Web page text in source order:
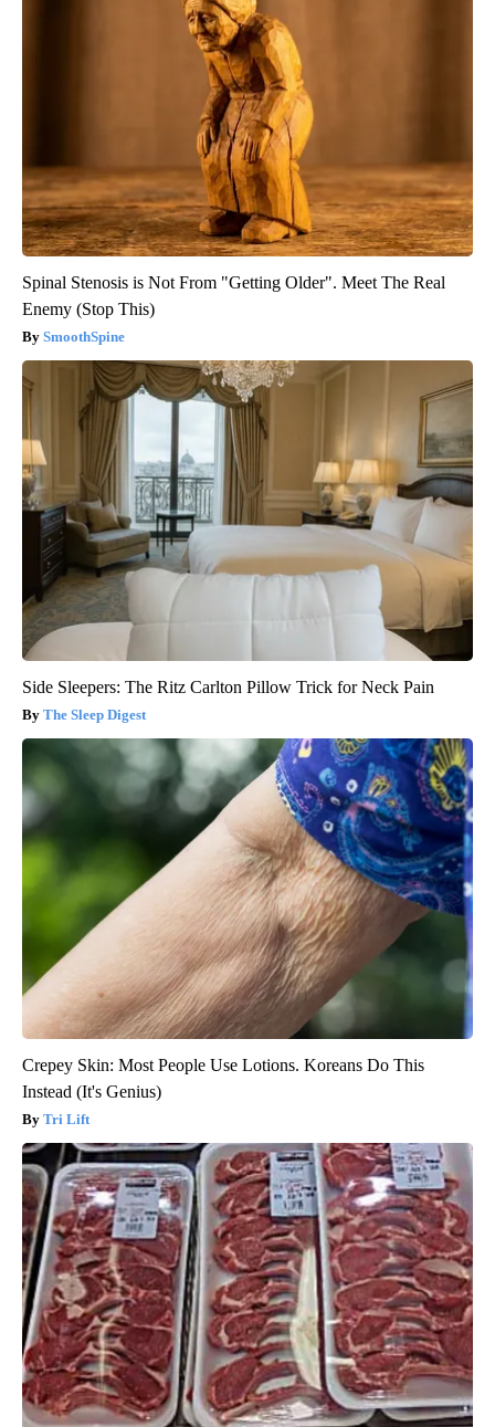
Spinal Stenosis is Not From "Getting Older". Meet The Real
Enemy (Stop This)
SmoothSpine
Side Sleepers: The Ritz Carlton Pillow Trick for Neck Pain
The Sleep Digest
Crepey Skin: Most People Use Lotions. Koreans Do This
Instead (It's Genius)
Tri Lift